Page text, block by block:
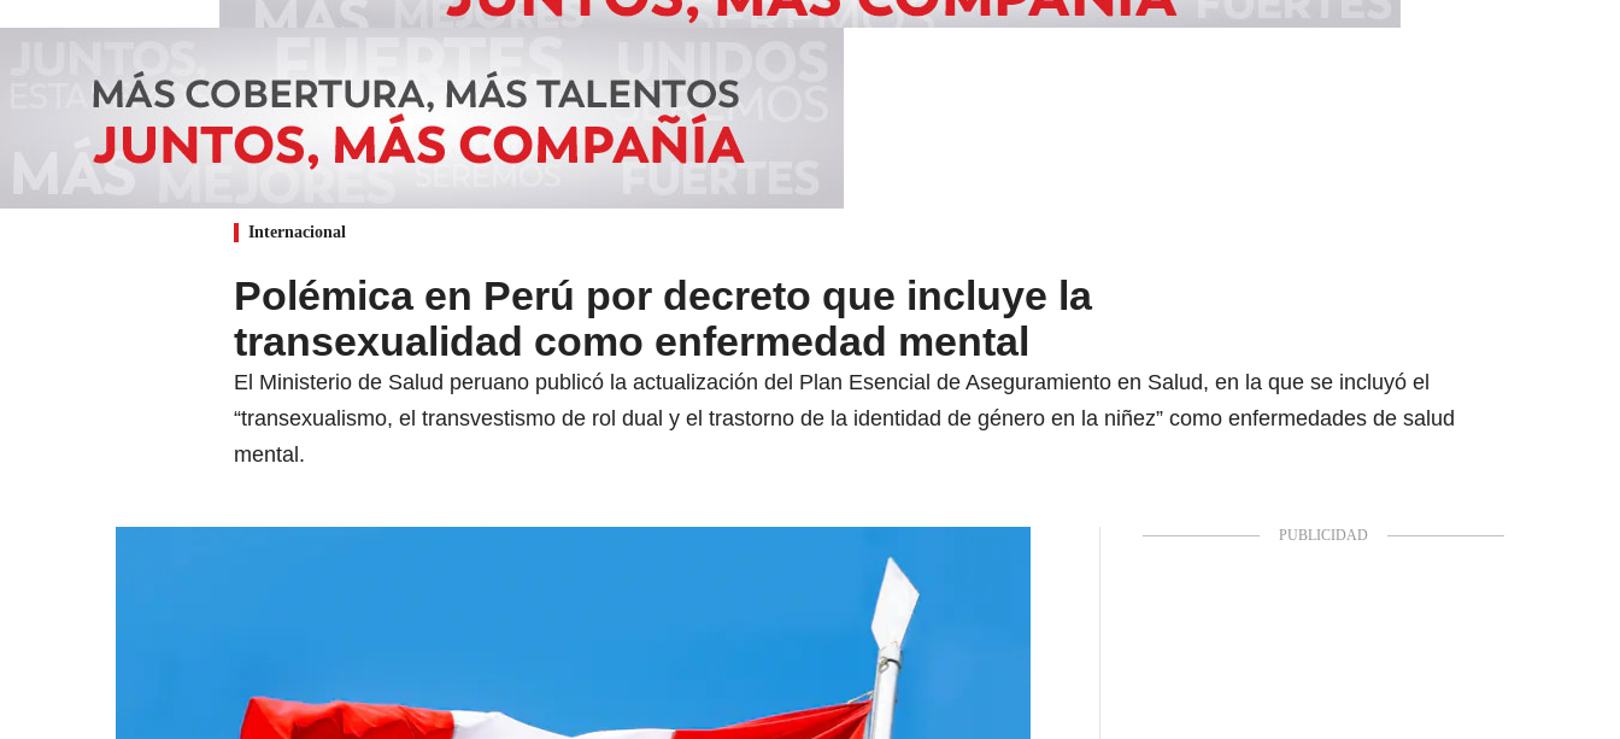
Internacional
Polémica en Perú por decreto que incluye la
transexualidad como enfermedad mental
El Ministerio de Salud peruano publicó la actualización del Plan Esencial de Aseguramiento en Salud, en la que se incluyó el
“transexualismo, el transvestismo de rol dual y el trastorno de la identidad de género en la niñez” como enfermedades de salud
mental.